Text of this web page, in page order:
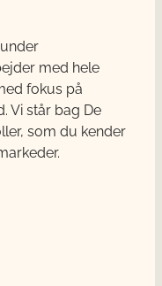
med hele
fokus på
Vi står bag De
som du kender